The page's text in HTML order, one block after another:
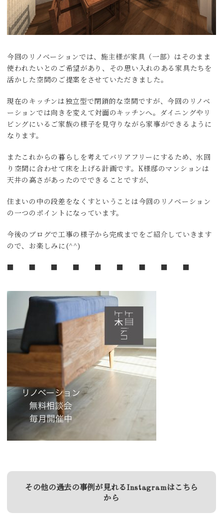
今回のリノベーションでは、施主様が家具（一部）はそのまま
使われたいとのご希望があり、その思い入れのある家具たちを
活かした空間のご提案をさせていただきました。
現在のキッチンは独立型で閉鎖的な空間ですが、今回のリノベ
ーションでは向きを変えて対面のキッチンへ。ダイニングやリ
ビングにいるご家族の様子を見守りながら家事ができるように
なります。
またこれからの暮らしを考えてバリアフリーにするため、水回
り空間に合わせて床を上げる計画です。K様邸のマンションは
天井の高さがあったのでできることですが、
住まいの中の段差をなくすということは今回のリノベーション
の一つのポイントになっています。
今後のブログで工事の様子から完成までをご紹介していきます
ので、お楽しみに(^^)
その他の過去の事例が見れるInstagramはこちら
から